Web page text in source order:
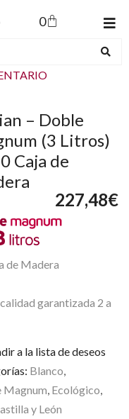
0
– Doble
(3 Litros)
Caja de
227,48€
de Madera
garantizada 2 a
a la lista de deseos
Blanco,
Magnum, Ecológico,
y León